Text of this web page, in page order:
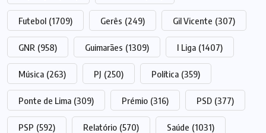
Futebol (1709) Gerês (249) Gil Vicente (307)
GNR (958) Guimarães (1309) I Liga (1407)
Música (263) PJ (250) Política (359)
Ponte de Lima (309) Prémio (316) PSD (377)
PSP (592) Relatório (570) Saúde (1031)